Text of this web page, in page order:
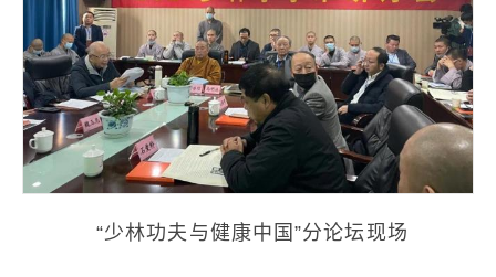
“少林功夫与健康中国”分论坛现场